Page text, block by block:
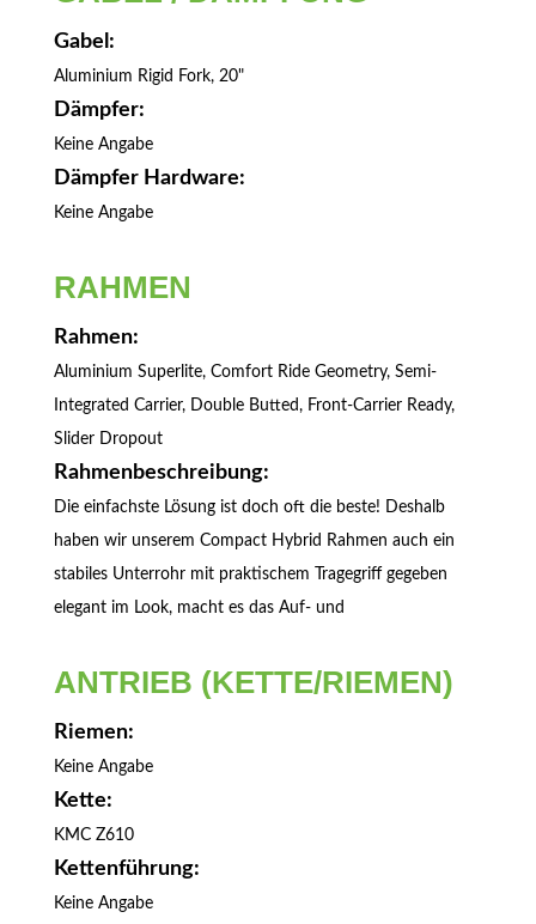
Gabel:
Aluminium Rigid Fork, 20"
Dämpfer:
Keine Angabe
Dämpfer Hardware:
Keine Angabe
RAHMEN
Rahmen:
Aluminium Superlite, Comfort Ride Geometry, Semi-
Integrated Carrier, Double Butted, Front-Carrier Ready,
Slider Dropout
Rahmenbeschreibung:
Die einfachste Lösung ist doch oft die beste! Deshalb
haben wir unserem Compact Hybrid Rahmen auch ein
stabiles Unterrohr mit praktischem Tragegriff gegeben 
elegant im Look, macht es das Auf- und
ANTRIEB (KETTE/RIEMEN)
Riemen:
Keine Angabe
Kette:
KMC Z610
Kettenführung:
Keine Angabe